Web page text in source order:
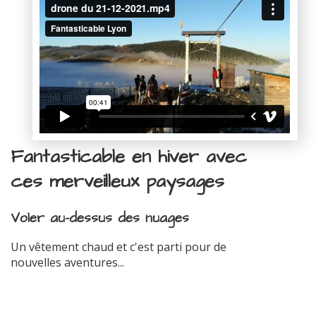
Fantasticable en hiver avec
ces merveilleux paysages
Voler au-dessus des nuages
Un vêtement chaud et c'est parti pour de
nouvelles aventures...